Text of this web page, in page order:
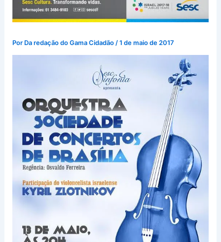
Por Da redação do Gama Cidadão /1 de maio de 2017